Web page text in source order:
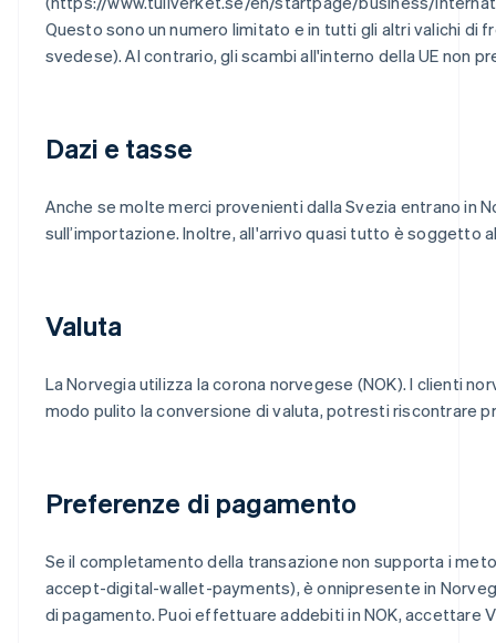
Questo sono un numero limitato e in tutti gli altri valichi
svedese). Al contrario, gli scambi all'interno della UE non
Dazi e tasse
Anche se molte merci provenienti dalla Svezia entrano in
sull’importazione. Inoltre, all'arrivo quasi tutto è soggetto
Valuta
La Norvegia utilizza la corona norvegese (NOK). I clienti
modo pulito la conversione di valuta, potresti riscontrare
Preferenze di pagamento
Se il completamento della transazione non supporta i
accept-digital-wallet-payments), è onnipresente in
di pagamento. Puoi effettuare addebiti in NOK, accettare